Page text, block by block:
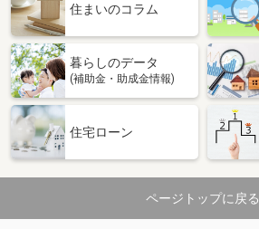
住まいのコラム
暮らしのデータ
(補助金・助成金情報)
住宅ローン
ページトップに戻る